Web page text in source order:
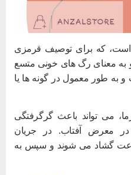
که برای توصیف قرمزی
معنای رگ های خونی متسع
طور معمول در گونه ها یا
می تواند باعث گرگرفتگی
معرض آفتاب. در جریان
گشاد می شوند و سپس به